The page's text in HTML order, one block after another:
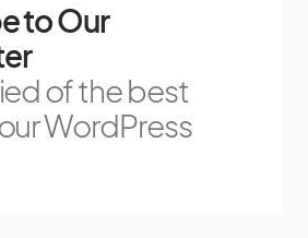
to Our
of the best
WordPress